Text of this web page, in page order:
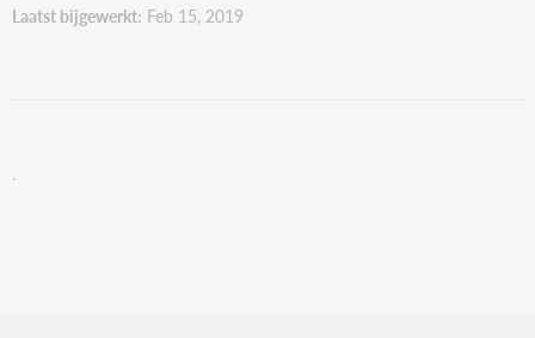
Laatst bijgewerkt Feb 15, 2019
.